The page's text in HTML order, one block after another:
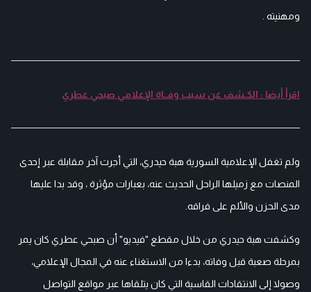
ومهنيته .
اقرأ أيضا : الكـشف عن سبب وفــاة الإعلامي صبحي عطري
ولم تغفل الإعلامية السورية هبة حيدري، التي أجرت آخر مقابلة عبر إحدى
المنصات مع زميلها الراحل الحديث عنه، بعبارات مؤثرة ، وقد بدا عليها
مدى الحزن والألم على فراقه.
وكشفت هبة حيدري من خلال مقطع "فيديو" أن صبحي عطري كان يمر
بمرحلة صعبة قبل وفاته، بدءا من الاستغناء عنه في المجال الإعلامي،
وصولا إلى الانتقادات القاسية التي كان يتلقاها عبر مواقع التواصل